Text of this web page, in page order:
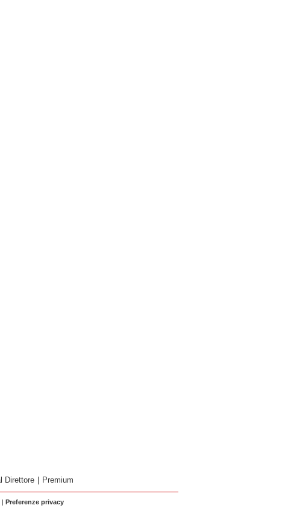
Direttore Premium
| Preferenze privacy